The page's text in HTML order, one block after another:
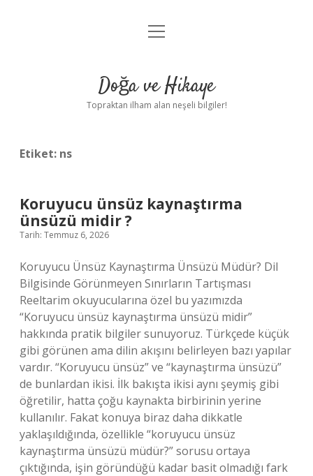
Anasayfa
Yasal Uyarı
menüyü
Doğa ve Hikaye
Topraktan ilham alan neşeli bilgiler!
Etiket: ns
Koruyucu ünsüz kaynaştırma
ünsüzü midir ?
Tarih: Temmuz 6, 2026
Koruyucu Ünsüz Kaynaştırma Ünsüzü Müdür? Dil
Bilgisinde Görünmeyen Sınırların Tartışması
Reeltarim okuyucularına özel bu yazımızda
“Koruyucu ünsüz kaynaştırma ünsüzü midir”
hakkında pratik bilgiler sunuyoruz. Türkçede küçük
gibi görünen ama dilin akışını belirleyen bazı yapılar
vardır. “Koruyucu ünsüz” ve “kaynaştırma ünsüzü”
de bunlardan ikisi. İlk bakışta ikisi aynı şeymiş gibi
öğretilir, hatta çoğu kaynakta birbirinin yerine
kullanılır. Fakat konuya biraz daha dikkatle
yaklaşıldığında, özellikle “koruyucu ünsüz
kaynaştırma ünsüzü müdür?” sorusu ortaya
çıktığında, işin göründüğü kadar basit olmadığı fark